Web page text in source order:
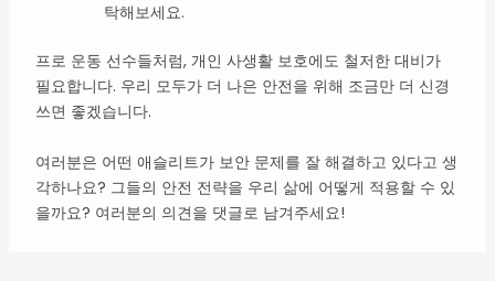
탁해보세요.
프로 운동 선수들처럼, 개인 사생활 보호에도 철저한 대비가
필요합니다. 우리 모두가 더 나은 안전을 위해 조금만 더 신경
쓰면 좋겠습니다.
여러분은 어떤 애슬리트가 보안 문제를 잘 해결하고 있다고 생
각하나요? 그들의 안전 전략을 우리 삶에 어떻게 적용할 수 있
을까요? 여러분의 의견을 댓글로 남겨주세요!